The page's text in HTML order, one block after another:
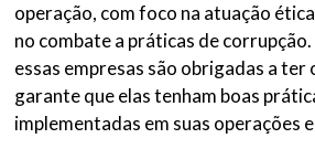
operação, com foco na atuação
no combate a práticas de
essas empresas são obrigadas a
garante que elas tenham boas
implementadas em suas operações